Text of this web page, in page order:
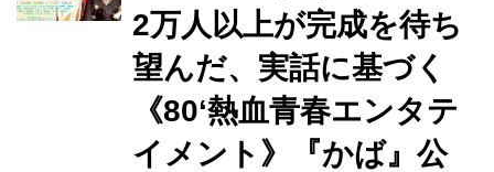
2万人以上が完成を待ち
望んだ、実話に基づく
《80‘熱血青春エンタテ
イメント》『かば』公